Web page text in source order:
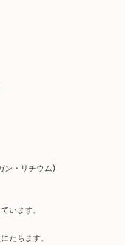
ン・リチウム)
います。
たちます。